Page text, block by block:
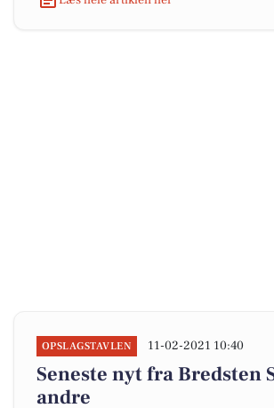
OPSLAGSTAVLEN 11-02-2021 10:40
Seneste nyt fra Bredsten
andre